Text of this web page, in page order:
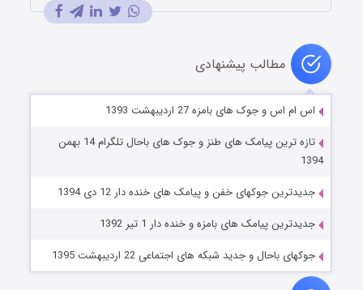
مطالب پیشنهادی
اس ام اس و جوک های بامزه 27 اردیبهشت 1393
تازه ترین پیامک های طنز و جوک های باحال تلگرام 14 بهمن
1394
جدیدترین جوکهای خفن و پیامک های خنده دار 12 دی 1394
جدیدترین پیامک های بامزه و خنده دار 1 تیر 1392
جوکهای باحال و جدید شبکه های اجتماعی 22 اردیبهشت 1395